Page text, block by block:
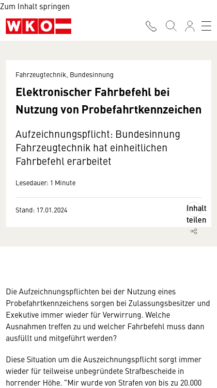
Zum Inhalt springen
Fahrzeugtechnik, Bundesinnung
Elektronischer Fahrbefehl bei
Nutzung von Probefahrtkennzeichen
Aufzeichnungspflicht: Bundesinnung
Fahrzeugtechnik hat einheitlichen
Fahrbefehl erarbeitet
Lesedauer: 1 Minute
Stand: 17.01.2024
Inhalt
teilen
Die Aufzeichnungspflichten bei der Nutzung eines
Probefahrtkennzeichens sorgen bei Zulassungsbesitzer und
Exekutive immer wieder für Verwirrung. Welche
Ausnahmen treffen zu und welcher Fahrbefehl muss dann
ausfüllt und mitgeführt werden?
Diese Situation um die Auszeichnungspflicht sorgt immer
wieder für teilweise unbegründete Strafbescheide in
horrender Höhe. "Mir wurde von Strafen von bis zu 20.000